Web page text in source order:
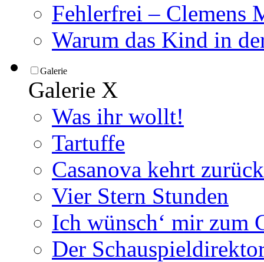
Fehlerfrei – Clemens
Warum das Kind in
Galerie
Galerie X
Was ihr wollt!
Tartuffe
Casanova kehrt zurück
Vier Stern Stunden
Ich wünsch‘ mir zum
Der